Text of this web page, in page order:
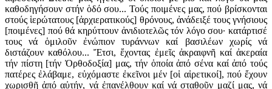
καθοδηγήσουν στήν ὁδό σου... Τούς ποιμένες μας, πού βρίσκονται
στούς ἱερώτατους [ἀρχιερατικούς] θρόνους, ἀνάδειξέ τους γνήσιους
[ποιμένες] πού θά κηρύττουν ἀνιδιοτελῶς τόν λόγο σου· κατάρτισέ
τους νά ὁμιλοῦν ἐνώπιον τυράννων καί βασιλέων χωρίς νά
διστάζουν καθόλου... Ἔτσι, ἔχοντας ἐμεῖς ἀκραιφνῆ καί ἀκεραία
τήν πίστη [τήν Ὀρθοδοξία] μας, τήν ὁποία ἀπό σένα καί ἀπό τούς
πατέρες ἐλάβαμε, εὐχόμαστε ἐκεῖνοι μέν [οἱ αἱρετικοί], πού ἔχουν
χωρισθῆ ἀπό αὐτήν, νά ἐπανέλθουν καί νά σταθοῦν μαζί μας, νά